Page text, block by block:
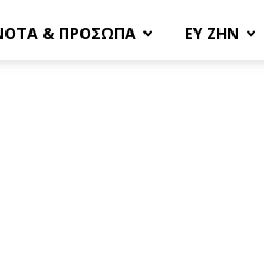
& ΠΡΟΣΩΠΑ ΕΥ ΖΗΝ